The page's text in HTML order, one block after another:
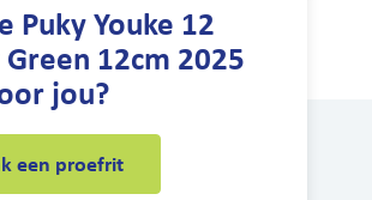
Puky Youke 12
12cm 2025
jou?
een proefrit